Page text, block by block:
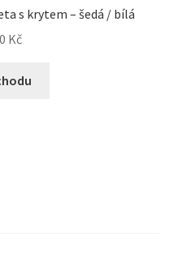
s krytem – šedá / bílá
Kč